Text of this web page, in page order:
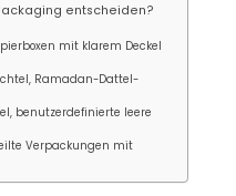
entscheiden?
mit klarem Deckel
Ramadan-Dattel-
benutzerdefinierte leere
Verpackungen mit